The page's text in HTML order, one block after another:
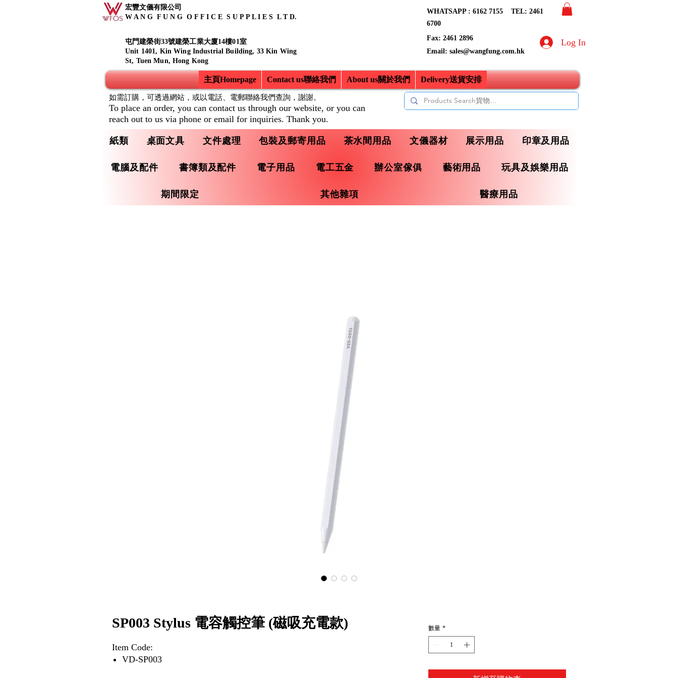
宏豐文儀有限公司
W A N G F U N G O F F I C E S U P P L I E S L T D.
屯門建榮街33號建榮工業大廈14樓01室
Unit 1401, Kin Wing Industrial Building, 33 Kin Wing
St, Tuen Mun, Hong Kong
WHATSAPP : 6162 7155​ TEL: 2461
6700
Fax: 2461 2896
Email: sales@wangfung.com.hk
Log In
主頁Homepage Contact us聯絡我們 About us關於我們 Delivery送貨安排
紙類 桌面文具 文件處理 包裝及郵寄用品 茶水間用品 文儀器材 展示用品 印章及用品
電腦及配件 書簿類及配件 電子用品 電工五金 辦公室傢俱 藝術用品 玩具及娛樂用品
期間限定 其他雜項 醫療用品
如需訂購，可透過網站，或以電話、電郵聯絡我們查詢， 謝謝。
To place an order, you can contact us through our website, or you can
reach out to us via phone or email for inquiries. Thank you.
SP003 Stylus 電容觸控筆 (磁吸充電款)
Item Code:
VD-SP003
數量 *